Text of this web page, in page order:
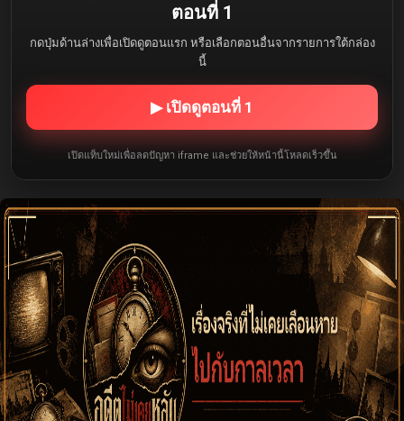
ตอนที่ 1
กดปุ่มด้านล่างเพื่อเปิดดูตอนแรก หรือเลือกตอนอื่นจากรายการใต้กล่อง
นี้
▶ เปิดดูตอนที่ 1
เปิดแท็บใหม่เพื่อลดปัญหา iframe และช่วยให้หน้านี้โหลดเร็วขึ้น